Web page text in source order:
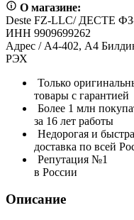
О магазине:
Deste FZ-LLC/ ДЕСТЕ
ИНН 9909699262
Адрес / А4-402, А4
РЭХ
Только
товары с гарантией
Более 1 млн
за 16 лет работы
Недорогая и
доставка по всей
Репутация №1
в России
Описание